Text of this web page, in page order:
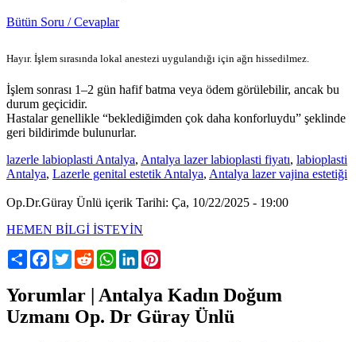
Bütün Soru / Cevaplar
Hayır. İşlem sırasında lokal anestezi uygulandığı için ağrı hissedilmez.
İşlem sonrası 1–2 gün hafif batma veya ödem görülebilir, ancak bu
durum geçicidir.
Hastalar genellikle “beklediğimden çok daha konforluydu” şeklinde
geri bildirimde bulunurlar.
lazerle labioplasti Antalya, Antalya lazer labioplasti fiyatı, labioplasti
Antalya, Lazerle genital estetik Antalya, Antalya lazer vajina estetiği
Op.Dr.Güray Ünlü içerik Tarihi: Ça, 10/22/2025 - 19:00
HEMEN BİLGİ İSTEYİN
ShareFacebook
TwitterRedditWhatsApp
LinkedIn
Yorumlar | Antalya Kadın Doğum
Uzmanı Op. Dr Güray Ünlü